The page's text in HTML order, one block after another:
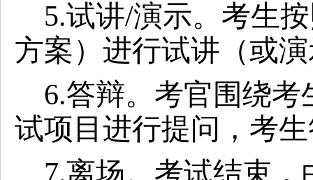
5.试讲/演示。考生
方案）进行试讲（或
6.答辩。考官围绕
试项目进行提问，考
7.离场。考试结束